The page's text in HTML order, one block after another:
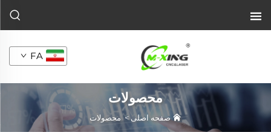
FA
محصولات
صفحه اصلی > محصولات